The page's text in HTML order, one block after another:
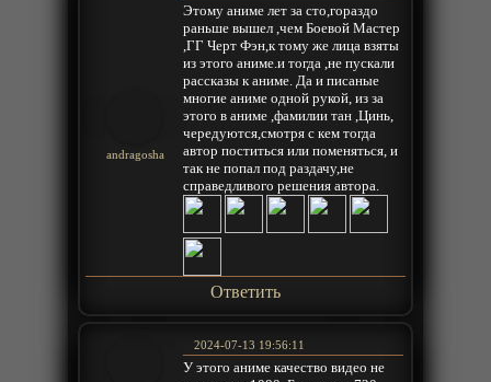
andragosha
Этому аниме лет за сто,гораздо
раньше вышел ,чем Боевой Мастер
,ГГ Черт Фэн,к тому же лица взяты
из этого аниме.и тогда ,не пускали
рассказы к аниме. Да и писаные
многие аниме одной рукой, из за
этого в аниме ,фамилии тан ,Цинь,
чередуются,смотря с кем тогда
автор поститься или поменяться, и
так не попал под раздачу,не
справедливого решения автора.
Ответить
2024-07-13 19:56:11
У этого аниме качество видео не